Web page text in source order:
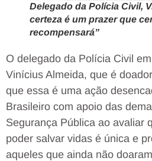
Delegado da Polícia Civil,
certeza é um prazer que
recompensará”
O delegado da Polícia Civil
Vinícius Almeida, que é
que essa é uma ação
Brasileiro com apoio das
Segurança Pública ao avaliar
poder salvar vidas é única e
aqueles que ainda não